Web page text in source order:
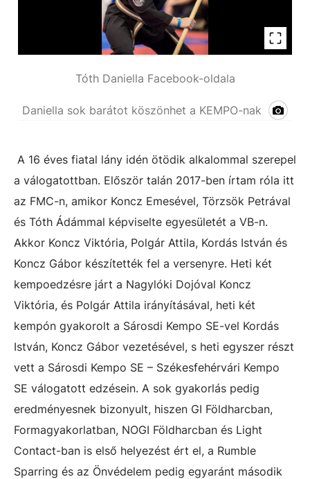
Tóth Daniella Facebook-oldala
Daniella sok barátot köszönhet a KEMPO-nak
A 16 éves fiatal lány idén ötödik alkalommal szerepel
a válogatottban. Először talán 2017-ben írtam róla itt
az FMC-n, amikor Koncz Emesével, Törzsök Petrával
és Tóth Ádámmal képviselte egyesületét a VB-n.
Akkor Koncz Viktória, Polgár Attila, Kordás István és
Koncz Gábor készítették fel a versenyre. Heti két
kempoedzésre járt a Nagylóki Dojóval Koncz
Viktória, és Polgár Attila irányításával, heti két
kempón gyakorolt a Sárosdi Kempo SE-vel Kordás
István, Koncz Gábor vezetésével, s heti egyszer részt
vett a Sárosdi Kempo SE – Székesfehérvári Kempo
SE válogatott edzésein. A sok gyakorlás pedig
eredményesnek bizonyult, hiszen GI Földharcban,
Formagyakorlatban, NOGI Földharcban és Light
Contact-ban is első helyezést ért el, a Rumble
Sparring és az Önvédelem pedig egyaránt második